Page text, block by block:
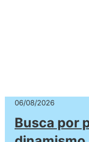
06/08/2026
Busca por
dinamismo